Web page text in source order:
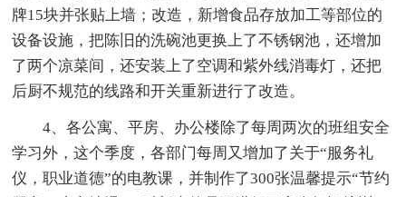
牌15块并张贴上墙；改造，新增食品存放加工等部位的
设备设施，把陈旧的洗碗池更换上了不锈钢池，还增加
了两个凉菜间，还安装上了空调和紫外线消毒灯，还把
后厨不规范的线路和开关重新进行了改造。
4、各公寓、平房、办公楼除了每周两次的班组安全
学习外，这个季度，各部门每周又增加了关于“服务礼
仪，职业道德”的电教课，并制作了300张温馨提示“节约